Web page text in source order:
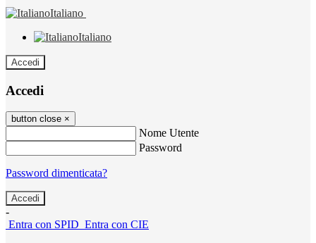
Italiano
Italiano
Accedi
Accedi
button close ×
Nome Utente
Password
Password dimenticata?
-
Entra con SPID Entra con CIE